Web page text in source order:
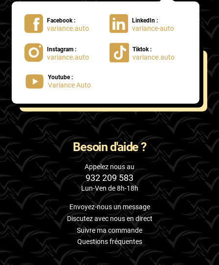
Facebook :
variance.auto
LinkedIn :
variance-auto
Instagram :
variance.auto
Tiktok :
variance.auto
Youtube :
Variance Auto
Besoin d'aide ?
Appelez nous au
932 209 583
Lun-Ven de 8h-18h
Envoyez-nous un message
Discutez avec nous en direct
Suivre ma commande
Questions fréquentes